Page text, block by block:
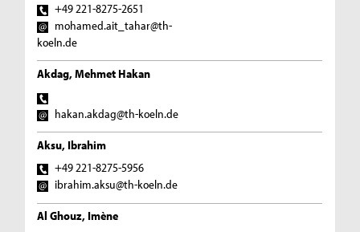
+49 221-8275-2651
mohamed.ait_tahar@th-
koeln.de
Akdag, Mehmet Hakan
hakan.akdag@th-koeln.de
Aksu, Ibrahim
+49 221-8275-5956
ibrahim.aksu@th-koeln.de
Al Ghouz, Imène